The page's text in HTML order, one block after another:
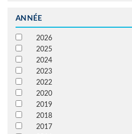
ANNÉE
2026
2025
2024
2023
2022
2020
2019
2018
2017